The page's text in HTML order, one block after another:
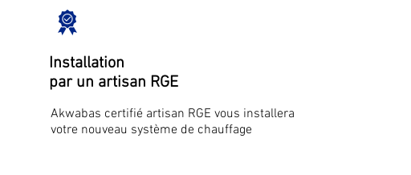
Installation
par un artisan RGE
Akwabas certifié artisan RGE vous installera
votre nouveau système de chauffage